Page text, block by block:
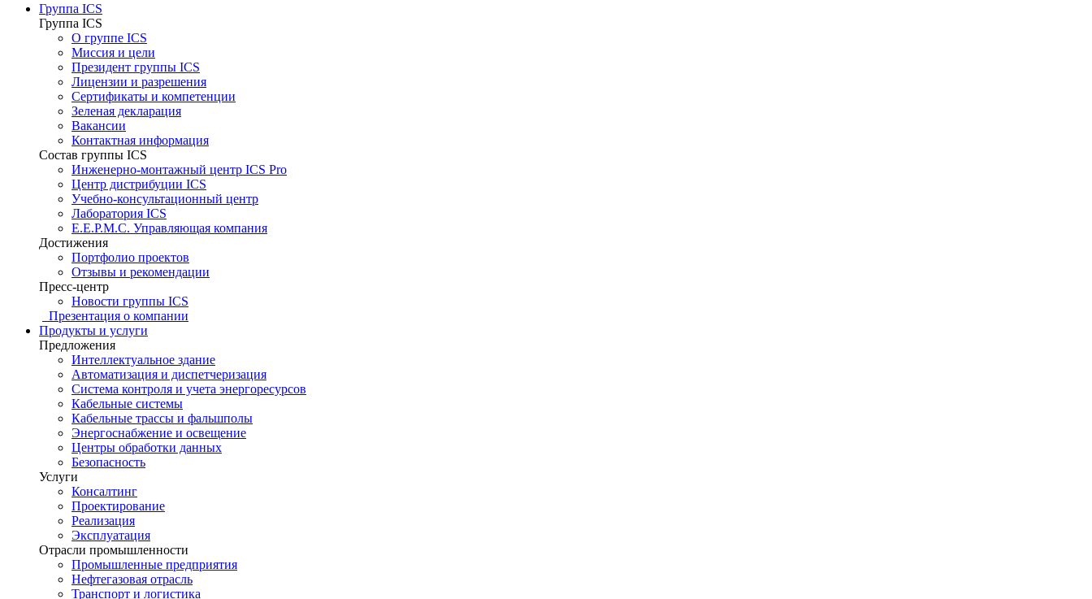
Группа ICS
Группа ICS
О группе ICS
Миссия и цели
Президент группы ICS
Лицензии и разрешения
Сертификаты и компетенции
Зеленая декларация
Вакансии
Контактная информация
Состав группы ICS
Инженерно-монтажный центр ICS Pro
Центр дистрибуции ICS
Учебно-консультационный центр
Лаборатория ICS
E.E.P.M.C. Управляющая компания
Достижения
Портфолио проектов
Отзывы и рекомендации
Пресс-центр
Новости группы ICS
Презентация о компании
Продукты и услуги
Предложения
Интеллектуальное здание
Автоматизация и диспетчеризация
Система контроля и учета энергоресурсов
Кабельные системы
Кабельные трассы и фальшполы
Энергоснабжение и освещение
Центры обработки данных
Безопасность
Услуги
Консалтинг
Проектирование
Реализация
Эксплуатация
Отрасли промышленности
Промышленные предприятия
Нефтегазовая отрасль
Транспорт и логистика